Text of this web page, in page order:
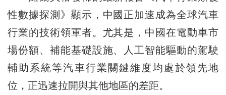
性數據探測》顯示，中國正加速成為全球汽車
行業的技術領軍者。尤其是，中國在電動車市
場份額、補能基礎設施、人工智能驅動的駕駛
輔助系統等汽車行業關鍵維度均處於領先地
位，正迅速拉開與其他地區的差距。